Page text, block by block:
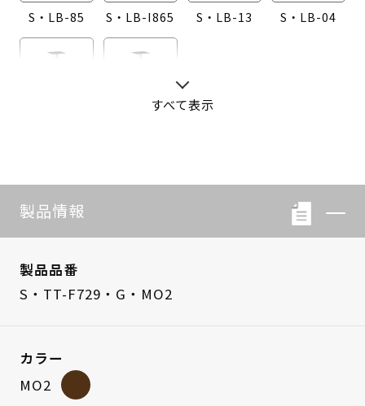
S・LB-85 S・LB-I865 S・LB-13 S・LB-04
すべて表示
製品情報
製品品番
S・TT-F729・G・MO2
カラー
MO2